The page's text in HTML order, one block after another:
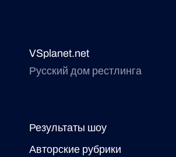
VSplanet.net
Русский дом рестлинга
Результаты шоу
Авторские рубрики